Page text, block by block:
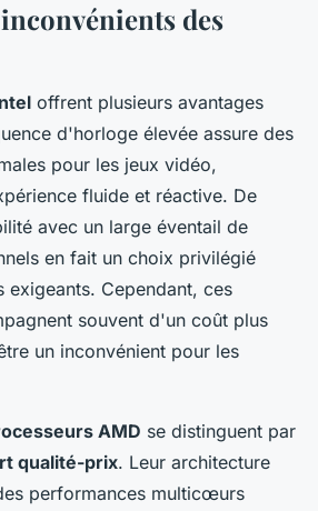
des
offrent plusieurs avantages
d'horloge élevée assure des
pour les jeux vidéo,
fluide et réactive. De
avec un large éventail de
en fait un choix privilégié
exigeants. Cependant, ces
souvent d'un coût plus
un inconvénient pour les
AMD se distinguent par
qualité-prix. Leur architecture
performances multicœurs